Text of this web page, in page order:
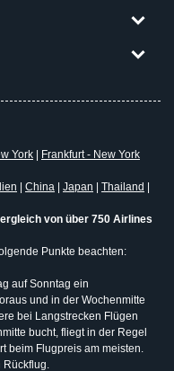
York
Frankfurt - New York
China Japan Thailand
von über 750 Airlines
Punkte beachten:
auf Sonntag ein
und in der Wochenmitte
bei Langstrecken Flügen
bucht, fliegt in der Regel
beim Flugpreis am meisten.
Rückflug.